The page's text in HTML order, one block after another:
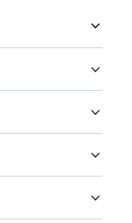
tej pory
więcej!
wyjątkowo
oraz 24-
look przez
BUTYLENE
STYRENE,